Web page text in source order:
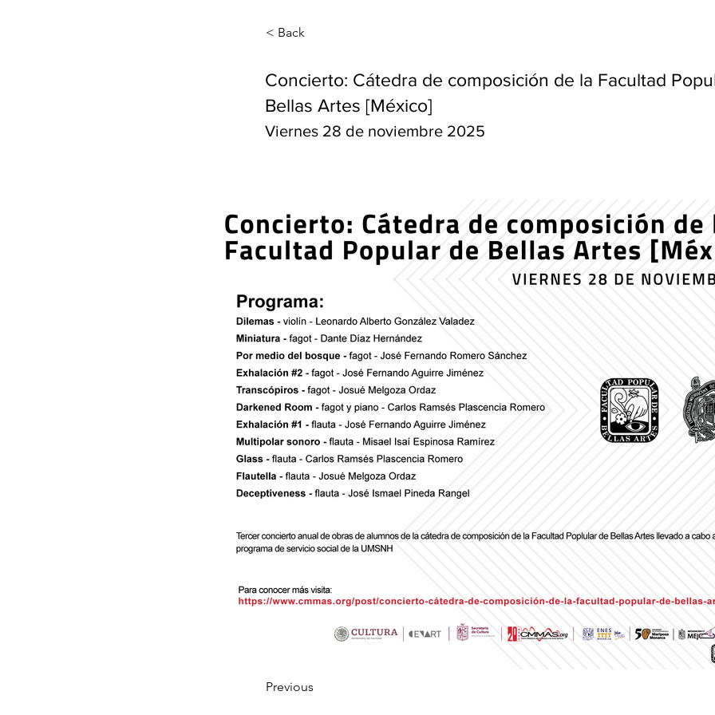
< Back
Concierto: Cátedra de composición de la Facultad
Bellas Artes [México]
Viernes 28 de noviembre 2025
Previous